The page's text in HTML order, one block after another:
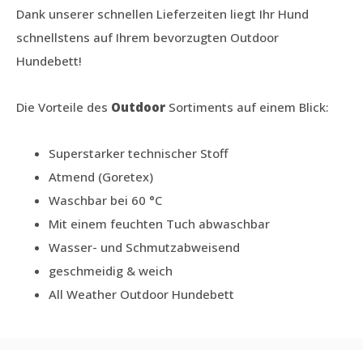
Dank unserer schnellen Lieferzeiten liegt Ihr Hund
schnellstens auf Ihrem bevorzugten Outdoor
Hundebett!
Die Vorteile des Outdoor Sortiments auf einem Blick:
Superstarker technischer Stoff
Atmend (Goretex)
Waschbar bei 60 °C
Mit einem feuchten Tuch abwaschbar
Wasser- und Schmutzabweisend
geschmeidig & weich
All Weather Outdoor Hundebett